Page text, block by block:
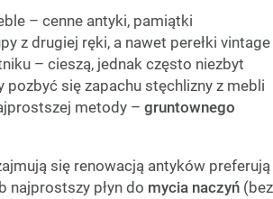
– cenne antyki, pamiątki
z drugiej ręki, a nawet perełki vintage
– cieszą, jednak często niezbyt
pozbyć się zapachu stęchlizny z mebli
metody – gruntownego
się renowacją antyków preferują
najprostszy płyn do mycia naczyń (bez